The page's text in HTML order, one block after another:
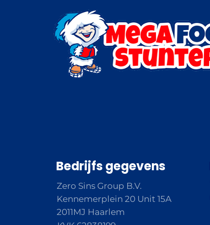
Bedrijfs gegevens
Zero Sins Group B.V.
Kennemerplein 20 Unit 15A
2011MJ Haarlem